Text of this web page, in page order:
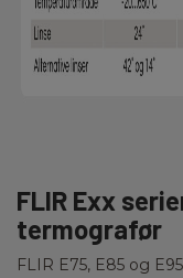
FLIR Exx
termografør
FLIR E75, E85 og